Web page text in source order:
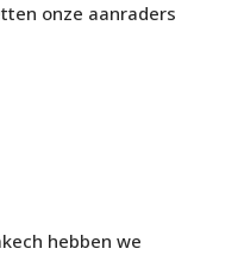
onze aanraders
hebben we